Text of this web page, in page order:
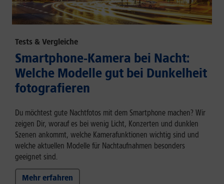
Tests & Vergleiche
Smartphone-Kamera bei Nacht:
Welche Modelle gut bei Dunkelheit
fotografieren
Du möchtest gute Nachtfotos mit dem Smartphone machen? Wir
zeigen Dir, worauf es bei wenig Licht, Konzerten und dunklen
Szenen ankommt, welche Kamerafunktionen wichtig sind und
welche aktuellen Modelle für Nachtaufnahmen besonders
geeignet sind.
Mehr erfahren